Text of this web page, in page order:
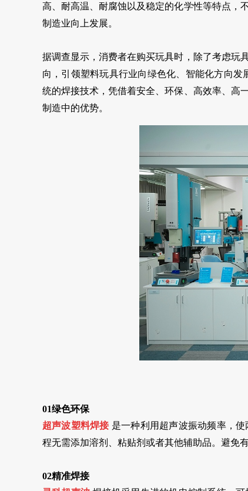
高、耐高温、耐腐蚀以及稳定的化学性等特点，
制造业向上发展。
据调查显示，消费者在购买玩具时，除了考虑玩
向，引领塑料玩具行业向绿色化、智能化方向发
统的焊接技术，凭借着安全、环保、高效率、高
制造中的优势。
01绿色环保
超声波塑料焊接 是一种利用超声波振动频率，
程无需添加溶剂、粘贴剂或者其他辅助品。避免
02精准焊接